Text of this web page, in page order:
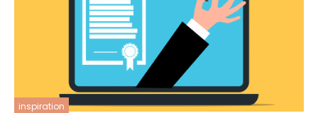
inspiration